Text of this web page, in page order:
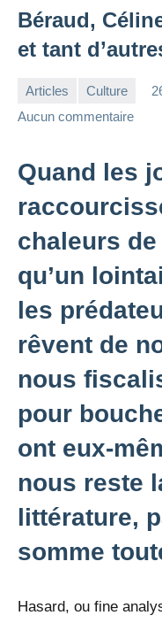
Béraud,
et tant
Articles Culture
Aucun commentaire
Quand les
chaleurs de
qu’un
les
rêvent de
nous
pour
ont eux-
nous reste
littérature,
somme
Hasard, ou fine